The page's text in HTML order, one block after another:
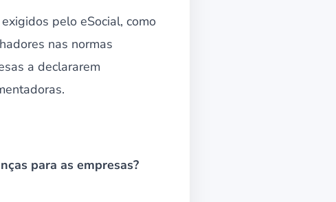
pelo eSocial, como
nas normas
a declararem
para as empresas?